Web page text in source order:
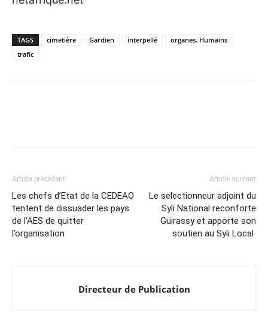
TAGS cimetière Gardien interpellé
organes. Humains
trafic
Article précédent
Les chefs d’Etat de la CEDEAO
tentent de dissuader les pays
de l’AES de quitter
l’organisation
Article suivant
Le selectionneur adjoint du
Syli National reconforte
Guirassy et apporte son
soutien au Syli Local
Directeur de Publication